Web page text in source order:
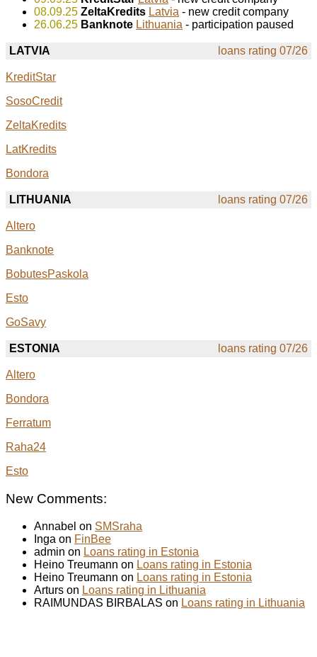
08.09.25 ZeltaKredits Latvia - new credit company
26.06.25 Banknote Lithuania - participation paused
LATVIA loans rating 07/26
KreditStar
SosoCredit
ZeltaKredits
LatKredits
Bondora
LITHUANIA loans rating 07/26
Altero
Banknote
BobutesPaskola
Esto
GoSavy
ESTONIA loans rating 07/26
Altero
Bondora
Ferratum
Raha24
Esto
New Comments:
Annabel on SMSraha
Inga on FinBee
admin on Loans rating in Estonia
Heino Treumann on Loans rating in Estonia
Heino Treumann on Loans rating in Estonia
Arturs on Loans rating in Lithuania
RAIMUNDAS BIRBALAS on Loans rating in Lithuania